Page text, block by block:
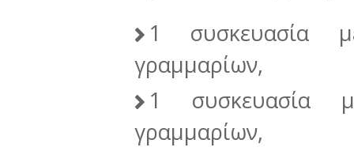
1 συσκευασία
γραμμαρίων,
1 συσκευασία
γραμμαρίων,